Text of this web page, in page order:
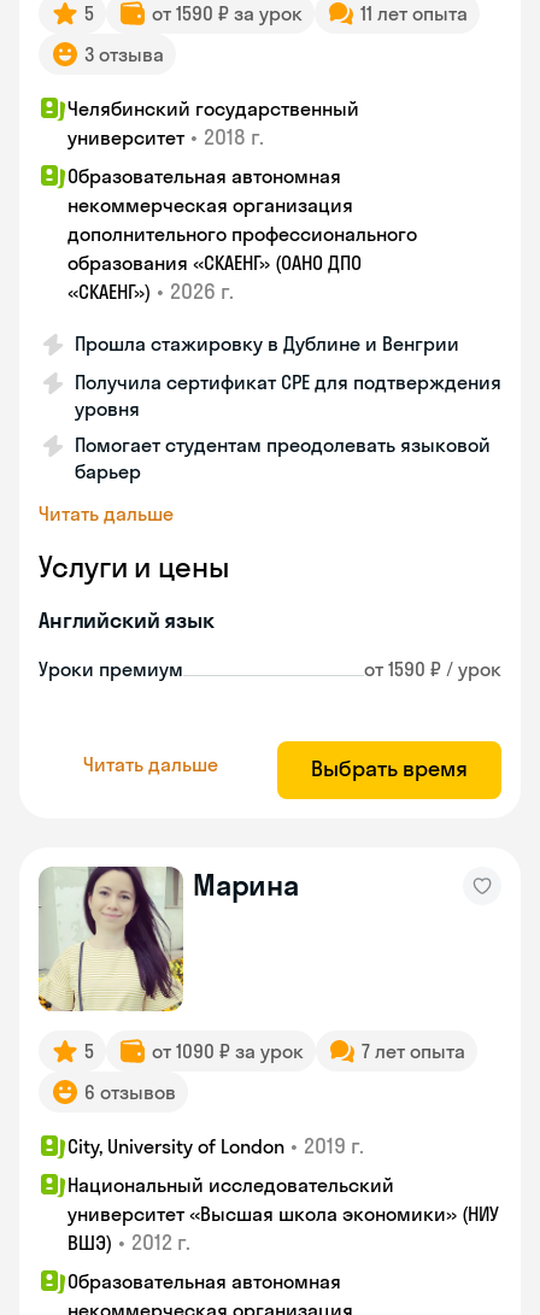
5 от 1590 ₽ за урок
11 лет опыта
3 отзыва
Челябинский государственный
университет • 2018 г.
Образовательная автономная
некоммерческая организация
дополнительного профессионального
образования «СКАЕНГ» (ОАНО ДПО
«СКАЕНГ») • 2026 г.
Прошла стажировку в Дублине и Венгрии
Получила сертификат CPE для подтверждения
уровня
Помогает студентам преодолевать языковой
барьер
Читать дальше
Услуги и цены
Английский язык
Уроки премиум от 1590 ₽ / урок
Читать дальше Выбрать время
Марина
5 от 1090 ₽ за урок
7 лет опыта
6 отзывов
City, University of London • 2019 г.
Национальный исследовательский
университет «Высшая школа экономики» (НИУ
ВШЭ) • 2012 г.
Образовательная автономная
некоммерческая организация